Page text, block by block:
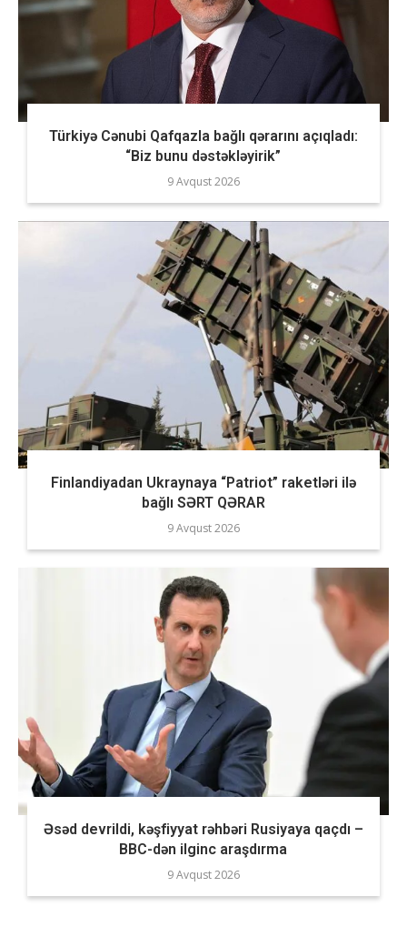
Türkiyə Cənubi Qafqazla bağlı qərarını açıqladı:
“Biz bunu dəstəkləyirik”
9 Avqust 2026
Finlandiyadan Ukraynaya “Patriot” raketləri ilə
bağlı SƏRT QƏRAR
9 Avqust 2026
Əsəd devrildi, kəşfiyyat rəhbəri Rusiyaya qaçdı –
BBC-dən ilginc araşdırma
9 Avqust 2026